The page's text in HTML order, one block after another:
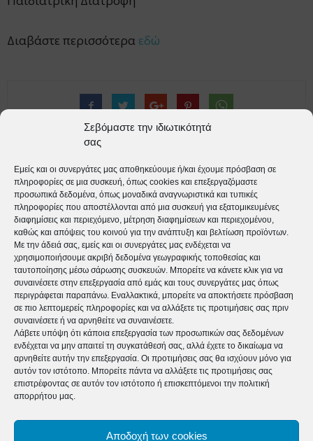
Σεβόμαστε την ιδιωτικότητά
σας
Εμείς και οι συνεργάτες μας αποθηκεύουμε ή/και έχουμε πρόσβαση σε
πληροφορίες σε μια συσκευή, όπως cookies και επεξεργαζόμαστε
προσωπικά δεδομένα, όπως μοναδικά αναγνωριστικά και τυπικές
πληροφορίες που αποστέλλονται από μια συσκευή για εξατομικευμένες
διαφημίσεις και περιεχόμενο, μέτρηση διαφημίσεων και περιεχομένου,
καθώς και απόψεις του κοινού για την ανάπτυξη και βελτίωση προϊόντων.
Με την άδειά σας, εμείς και οι συνεργάτες μας ενδέχεται να
χρησιμοποιήσουμε ακριβή δεδομένα γεωγραφικής τοποθεσίας και
ταυτοποίησης μέσω σάρωσης συσκευών. Μπορείτε να κάνετε κλικ για να
συναινέσετε στην επεξεργασία από εμάς και τους συνεργάτες μας όπως
περιγράφεται παραπάνω. Εναλλακτικά, μπορείτε να αποκτήσετε πρόσβαση
σε πιο λεπτομερείς πληροφορίες και να αλλάξετε τις προτιμήσεις σας πριν
συναινέσετε ή να αρνηθείτε να συναινέσετε.
Λάβετε υπόψη ότι κάποια επεξεργασία των προσωπικών σας δεδομένων
ενδέχεται να μην απαιτεί τη συγκατάθεσή σας, αλλά έχετε το δικαίωμα να
αρνηθείτε αυτήν την επεξεργασία. Οι προτιμήσεις σας θα ισχύουν μόνο για
αυτόν τον ιστότοπο. Μπορείτε πάντα να αλλάξετε τις προτιμήσεις σας
επιστρέφοντας σε αυτόν τον ιστότοπο ή επισκεπτόμενοι την πολιτική
απορρήτου μας.
Αποδοχή των cookies
Διαβάστε περισσότερα εδώ
Προηγούμενο άρθρο
Παγκόσμια Ημέρα Γυναίκας
2021: οι γυναίκες στην πρώτη
γραμμή κατά της πανδημίας
Επόμενο άρθρο
Προστασία των παιδιών:
επενδύστε στο μέλλον και στο
βιοτικό τους επίπεδο
timeforlife_online